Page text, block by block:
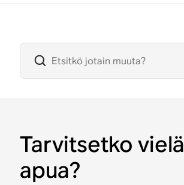
Tarvitsetko vielä
apua?